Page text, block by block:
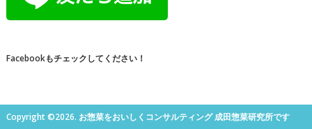
Facebookもチェックしてください！
Copyright ©2026. お惣菜をおいしくコンサルティング 成田惣菜研究所です